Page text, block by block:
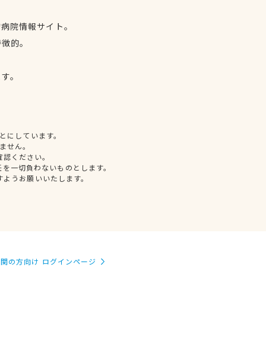
院情報サイト。
的。
。
しています。
せん。
ください。
一切負わないものとします。
うお願いいたします。
の方向け ログインページ